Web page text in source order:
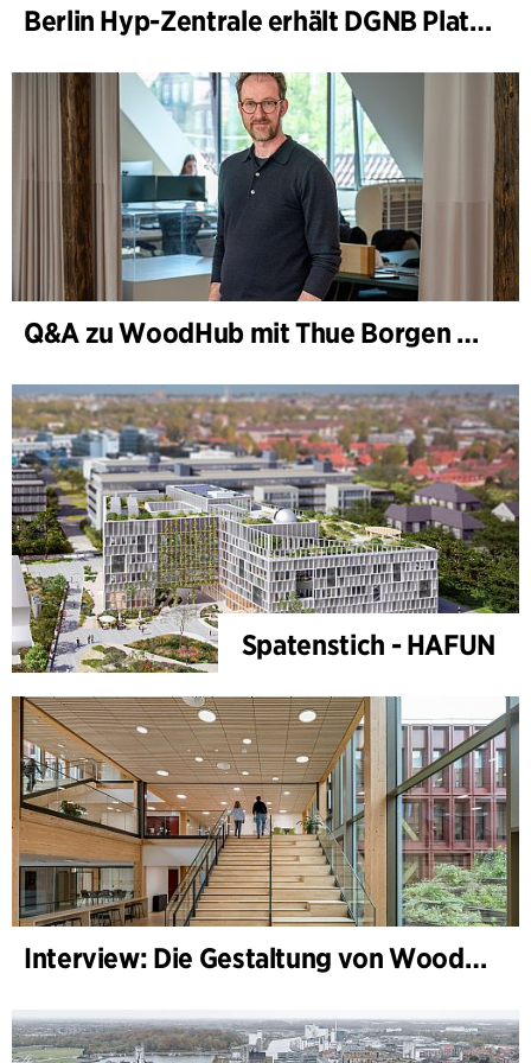
Berlin Hyp-Zentrale erhält DGNB Platin und Diamant für klimafreundliche Architektur auf höchstem Niveau
Q&A zu WoodHub mit Thue Borgen Hasløv
Spatenstich - HAFUN
Interview: Die Gestaltung von WoodHub — Dänemarks größtes Holzgebäude